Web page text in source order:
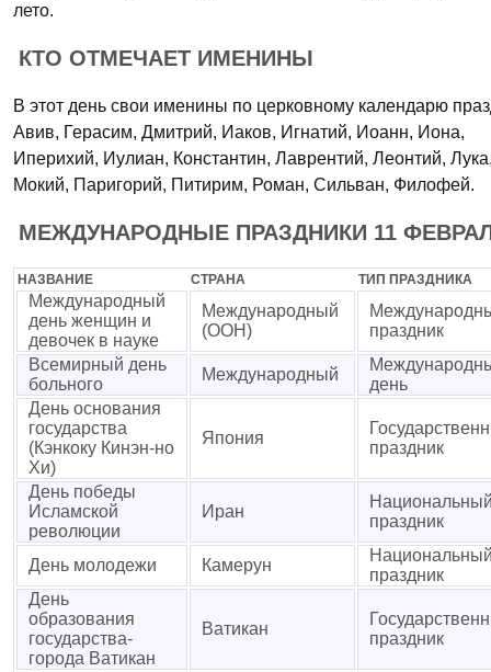
лето.
КТО ОТМЕЧАЕТ ИМЕНИНЫ
В этот день свои именины по церковному календарю
Авив, Герасим, Дмитрий, Иаков, Игнатий, Иоанн, Иона,
Иперихий, Иулиан, Константин, Лаврентий, Леонтий,
Мокий, Паригорий, Питирим, Роман, Сильван, Филофей.
МЕЖДУНАРОДНЫЕ ПРАЗДНИКИ 11
НАЗВАНИЕ СТРАНА ТИП ПРАЗДНИКА
Международный
день женщин и
девочек в науке
Международный
(ООН)
праздник
Всемирный день
больного
Международный
день
День основания
государства
(Кэнкоку Кинэн-но
Хи)
Япония
праздник
День победы
Исламской
революции
Иран
праздник
День молодежи Камерун
праздник
День
образования
государства-
города Ватикан
Ватикан
праздник